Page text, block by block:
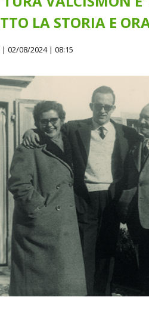
LA STORIA E
| 02/08/2024 | 08:15